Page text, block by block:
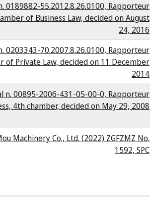
0189882-55.2012.8.26.0100, Rapporteur
of Business Law, decided on August
24, 2016
0203343-70.2007.8.26.0100, Rapporteur
of Private Law, decided on 11 December
2014
n. 00895-2006-431-05-00-0, Rapporteur
4th chamber, decided on May 29, 2008
Machinery Co., Ltd. (2022) ZGFZMZ No.
1592, SPC